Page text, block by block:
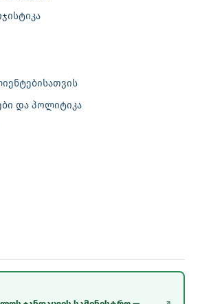
და პოლიტიკა